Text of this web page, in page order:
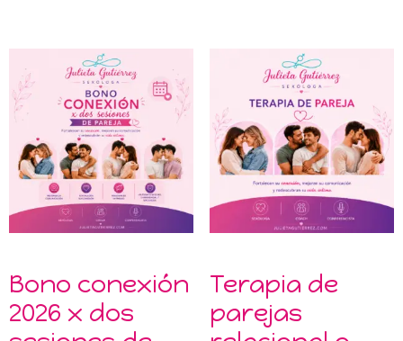
Bono conexión
2026 x dos
Terapia de
parejas